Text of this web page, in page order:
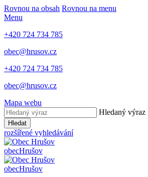
Rovnou na obsah Rovnou na menu
Menu
+420 724 734 785
obec@hrusov.cz
+420 724 734 785
obec@hrusov.cz
Mapa webu
Hledaný výraz
Hledat
rozšířené vyhledávání
obecHrušov
obecHrušov